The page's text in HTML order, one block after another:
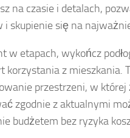
na czasie i detalach,
i skupienie się na
w etapach, wykończ
korzystania z mieszkania.
przestrzeni, w
zgodnie z aktualnymi
budżetem bez ryzyka